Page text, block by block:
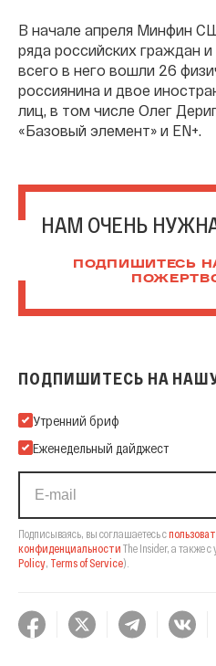
В начале апреля Минфин
ряда российских граждан
всего в него вошли 26
россиянина и двое
лиц, в том числе Олег
«Базовый элемент» и EN+.
НАМ ОЧЕНЬ
ПОДПИШИТЕСЬ
ПОДПИШИТЕСЬ НА
Подпишитесь на нашу Email-
Утренний бриф
Еженедельный дайджест
Подписываясь, вы соглашаетесь с
конфиденциальности The Insider, а также с
Policy, Terms of Service).